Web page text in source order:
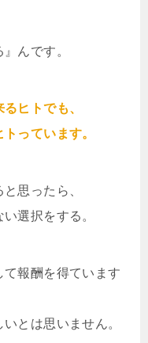
んです。
ヒトでも、
っています。
思ったら、
選択をする。
報酬を得ています
とは思いません。